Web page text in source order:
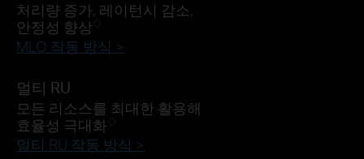
처리량 증가, 레이턴시 감소,
안정성 향상 ◇
MLO 작동 방식 >
멀티 RU
모든 리소스를 최대한 활용해
효율성 극대화 ◇
멀티 RU 작동 방식 >